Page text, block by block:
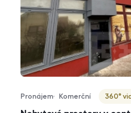
Typ nabídky
Pronájem
Typ nemovitosti
Komerční
Virtuální prohlídka
360°